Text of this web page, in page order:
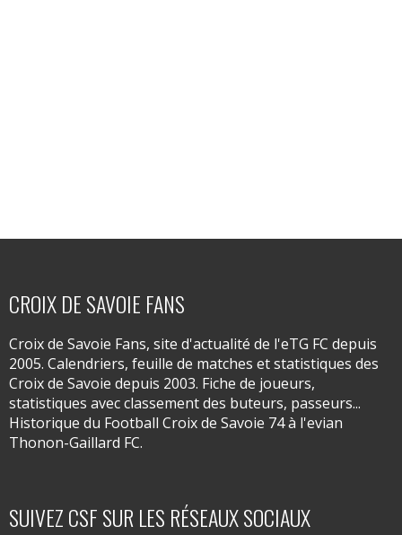
CROIX DE SAVOIE FANS
Croix de Savoie Fans, site d'actualité de l'eTG FC depuis
2005. Calendriers, feuille de matches et statistiques des
Croix de Savoie depuis 2003. Fiche de joueurs,
statistiques avec classement des buteurs, passeurs...
Historique du Football Croix de Savoie 74 à l'evian
Thonon-Gaillard FC.
SUIVEZ CSF SUR LES RÉSEAUX SOCIAUX